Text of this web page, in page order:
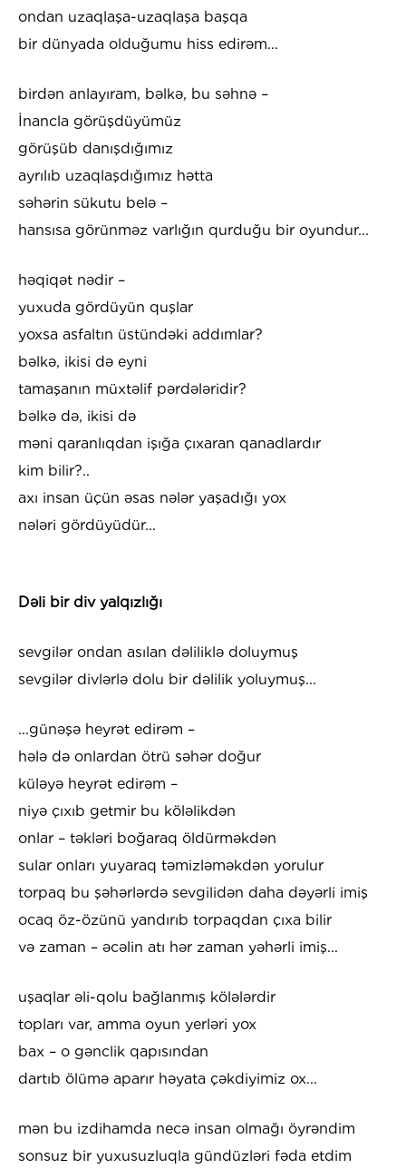
ondan uzaqlaşa-uzaqlaşa başqa
bir dünyada olduğumu hiss edirəm...
birdən anlayıram, bəlkə, bu səhnə –
İnancla görüşdüyümüz
görüşüb danışdığımız
ayrılıb uzaqlaşdığımız hətta
səhərin sükutu belə –
hansısa görünməz varlığın qurduğu bir oyundur...
həqiqət nədir –
yuxuda gördüyün quşlar
yoxsa asfaltın üstündəki addımlar?
bəlkə, ikisi də eyni
tamaşanın müxtəlif pərdələridir?
bəlkə də, ikisi də
məni qaranlıqdan işığa çıxaran qanadlardır
kim bilir?..
axı insan üçün əsas nələr yaşadığı yox
nələri gördüyüdür...
Dəli bir div yalqızlığı
sevgilər ondan asılan dəliliklə doluymuş
sevgilər divlərlə dolu bir dəlilik yoluymuş...
...günəşə heyrət edirəm –
hələ də onlardan ötrü səhər doğur
küləyə heyrət edirəm –
niyə çıxıb getmir bu köləlikdən
onlar – təkləri boğaraq öldürməkdən
sular onları yuyaraq təmizləməkdən yorulur
torpaq bu şəhərlərdə sevgilidən daha dəyərli imiş
ocaq öz-özünü yandırıb torpaqdan çıxa bilir
və zaman – əcəlin atı hər zaman yəhərli imiş...
uşaqlar əli-qolu bağlanmış kölələrdir
topları var, amma oyun yerləri yox
bax – o gənclik qapısından
dartıb ölümə aparır həyata çəkdiyimiz ox...
mən bu izdihamda necə insan olmağı öyrəndim
sonsuz bir yuxusuzluqla gündüzləri fəda etdim